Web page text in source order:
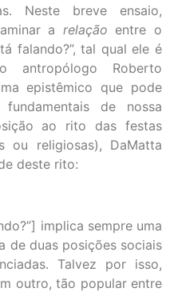
Neste breve ensaio,
a relação entre o
falando?”, tal qual ele é
antropólogo Roberto
epistêmico que pode
de nossa
ao rito das festas
ou religiosas), DaMatta
deste rito:
implica sempre uma
de duas posições sociais
Talvez por isso,
outro, tão popular entre